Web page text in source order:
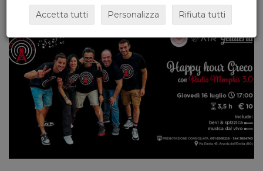
Accetta tutti Personalizza Rifiuta tutti